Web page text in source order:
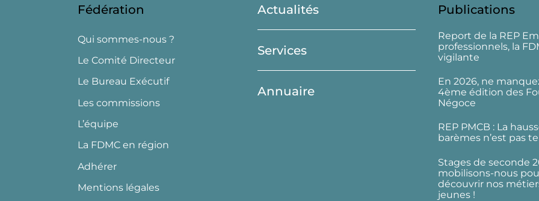
Top
Fédération
Qui sommes-nous ?
Le Comité Directeur
Le Bureau Exécutif
Les commissions
L’équipe
La FDMC en région
Adhérer
Mentions légales
Actualités
Services
Annuaire
Publications
Report de la REP
professionnels, la
vigilante
En 2026, ne
4ème édition des
Négoce
REP PMCB : La
barèmes n’est pas
Stages de seconde
mobilisons-nous
découvrir nos
jeunes !